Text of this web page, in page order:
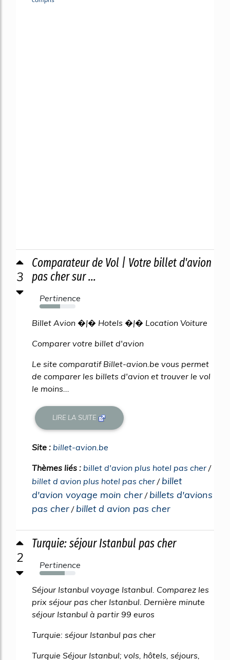
3
Comparateur de Vol | Votre billet d'avion
pas cher sur ...
Pertinence
57%
Billet Avion �|� Hotels �|� Location Voiture
Comparer votre billet d'avion
Le site comparatif Billet-avion.be vous permet
de comparer les billets d'avion et trouver le vol
le moins...
LIRE LA SUITE
Site : billet-avion.be
Thèmes liés : billet d'avion plus hotel pas cher /
billet d avion plus hotel pas cher / billet
d'avion voyage moin cher / billets d'avions
pas cher / billet d avion pas cher
2
Turquie: séjour Istanbul pas cher
Pertinence
70%
Séjour Istanbul voyage Istanbul. Comparez les
prix séjour pas cher Istanbul. Dernière minute
séjour Istanbul à partir 99 euros
Turquie: séjour Istanbul pas cher
Turquie Séjour Istanbul; vols, hôtels, séjours,